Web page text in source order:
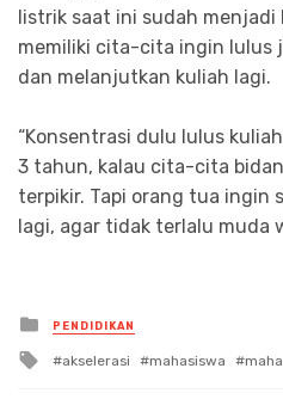
listrik saat ini sudah menjadi
memiliki cita-cita ingin lulus
dan melanjutkan kuliah lagi.
“Konsentrasi dulu lulus
3 tahun, kalau cita-cita
terpikir. Tapi orang tua ingin
lagi, agar tidak terlalu muda
Posted
in
PENDIDIKAN
Tagged
akselerasi mahasiswa